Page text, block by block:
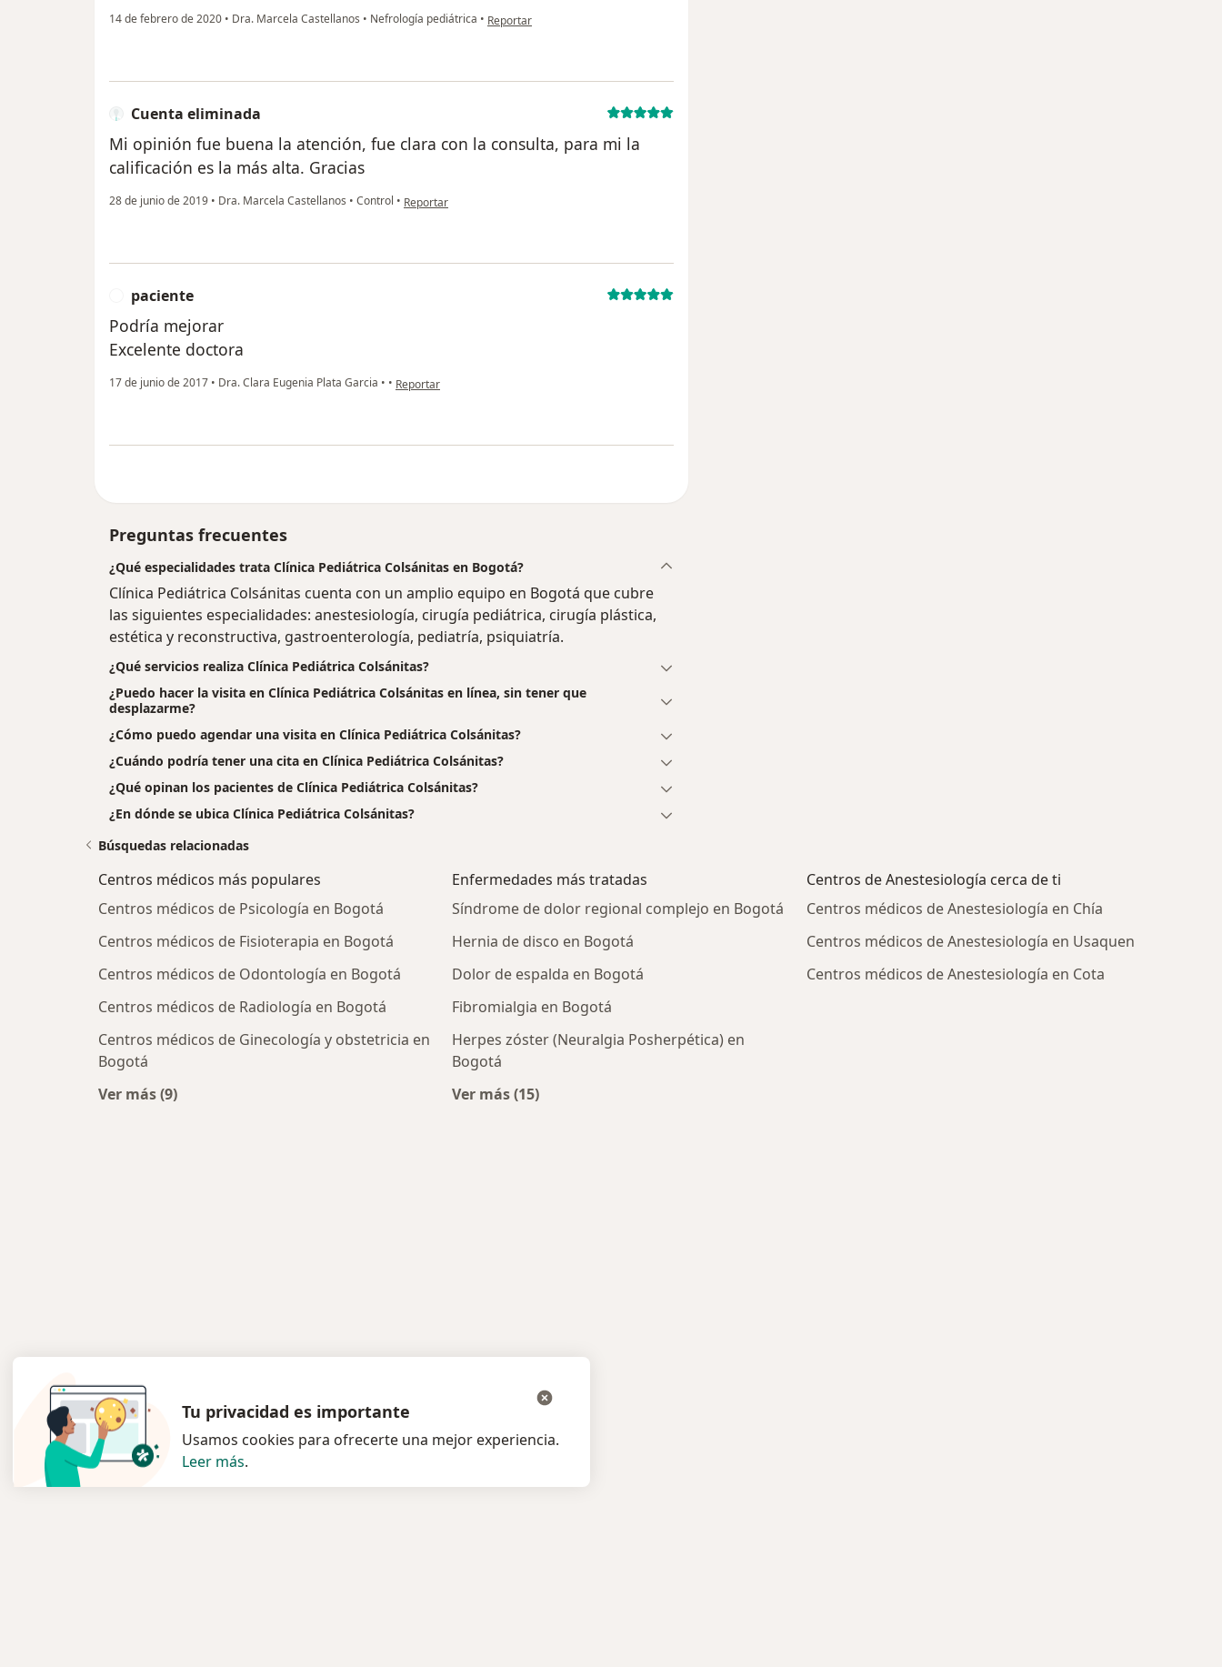
14 de febrero de 2020 • Dra. Marcela Castellanos • Nefrología pediátrica • en opinión del usuario AM
Reportar
Cuenta eliminada
Mi opinión fue buena la atención, fue clara con la consulta, para mi la
calificación es la más alta. Gracias
28 de junio de 2019 • Dra. Marcela Castellanos • Control • en opinión del usuario Cuenta eliminada
Reportar
paciente
Podría mejorar
Excelente doctora
17 de junio de 2017 • Dra. Clara Eugenia Plata Garcia • • en opinión del usuario paciente
Reportar
Preguntas frecuentes
¿Qué especialidades trata Clínica Pediátrica Colsánitas en Bogotá?
Clínica Pediátrica Colsánitas cuenta con un amplio equipo en Bogotá que cubre
las siguientes especialidades: anestesiología, cirugía pediátrica, cirugía plástica,
estética y reconstructiva, gastroenterología, pediatría, psiquiatría.
¿Qué servicios realiza Clínica Pediátrica Colsánitas?
¿Puedo hacer la visita en Clínica Pediátrica Colsánitas en línea, sin tener que
desplazarme?
¿Cómo puedo agendar una visita en Clínica Pediátrica Colsánitas?
¿Cuándo podría tener una cita en Clínica Pediátrica Colsánitas?
¿Qué opinan los pacientes de Clínica Pediátrica Colsánitas?
¿En dónde se ubica Clínica Pediátrica Colsánitas?
Búsquedas relacionadas
Centros médicos más populares
Centros médicos de Psicología en Bogotá
Centros médicos de Fisioterapia en Bogotá
Centros médicos de Odontología en Bogotá
Centros médicos de Radiología en Bogotá
Centros médicos de Ginecología y obstetricia en
Bogotá
Ver más (9)
Enfermedades más tratadas
Síndrome de dolor regional complejo en Bogotá
Hernia de disco en Bogotá
Dolor de espalda en Bogotá
Fibromialgia en Bogotá
Herpes zóster (Neuralgia Posherpética) en
Bogotá
Ver más (15)
Centros de Anestesiología cerca de ti
Centros médicos de Anestesiología en Chía
Centros médicos de Anestesiología en Usaquen
Centros médicos de Anestesiología en Cota
Tu privacidad es importante
Usamos cookies para ofrecerte una mejor experiencia.
Leer más.